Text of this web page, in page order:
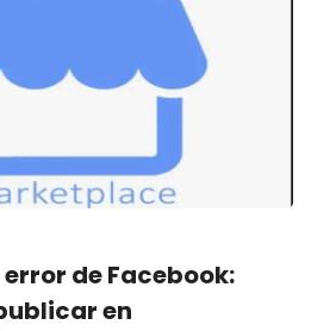
de Facebook:
en